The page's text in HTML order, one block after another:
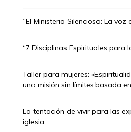
“El Ministerio Silencioso: La voz
“7 Disciplinas Espirituales para
Taller para mujeres:
una misión sin límite» basada
La tentación de vivir para las
iglesia